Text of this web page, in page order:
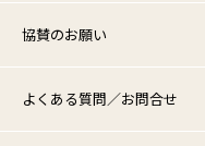
協賛のお願い
よくある質問／お問合せ